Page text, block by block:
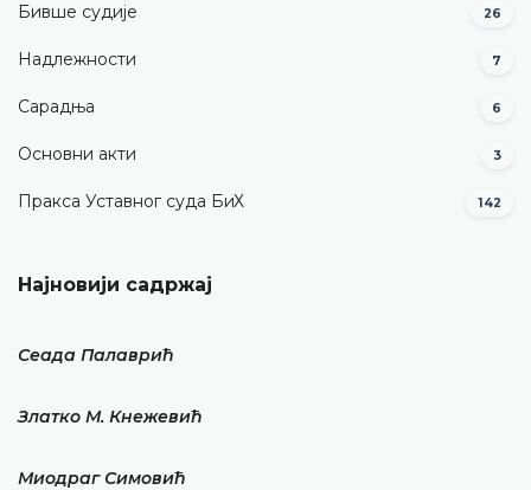
Бивше судије 26
Надлежности 7
Сарадња 6
Основни акти 3
Пракса Уставног суда БиХ 142
Најновији садржај
Сеада Палаврић
Златко М. Кнежевић
Миодраг Симовић